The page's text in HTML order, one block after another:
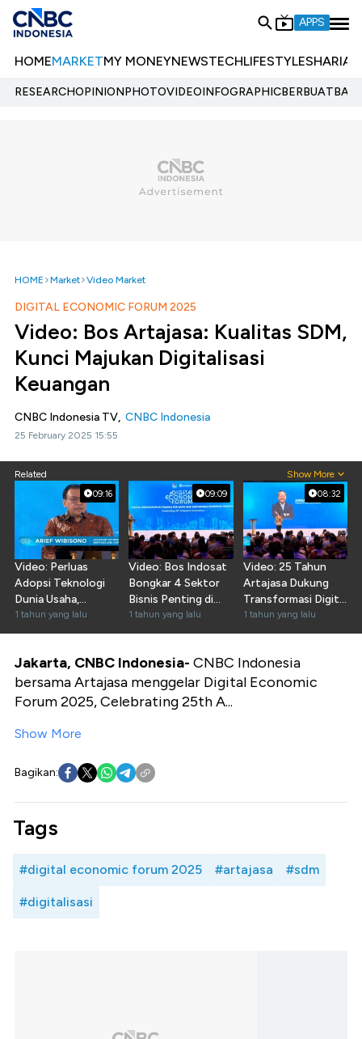
APPS
HOMEMARKETMY MONEYNEWSTECHLIFESTYLESHARIA
RESEARCHOPINIONPHOTOVIDEOINFOGRAPHIC
HOME Market Video Market
DIGITAL ECONOMIC FORUM 2025
Video: Bos Artajasa: Kualitas SDM,
Kunci Majukan Digitalisasi
Keuangan
CNBC Indonesia TV, CNBC Indonesia
25 February 2025 15:55
Related Show More
09:16
Video: Perluas
Adopsi Teknologi
Dunia Usaha,
Kemenkeu Lakukan
Hal Ini
1 tahun yang lalu
09:09
Video: Bos Indosat
Bongkar 4 Sektor
Bisnis Penting di
Ekonomi Digital
1 tahun yang lalu
08:32
Video: 25 Tahun
Artajasa Dukung
Transformasi Digital
Sistem Pembayaran
1 tahun yang lalu
Jakarta, CNBC Indonesia- CNBC Indonesia
bersama Artajasa menggelar Digital Economic
Forum 2025, Celebrating 25th A...
Show More
Bagikan:
Tags
#digital economic forum 2025 #artajasa #sdm
#digitalisasi